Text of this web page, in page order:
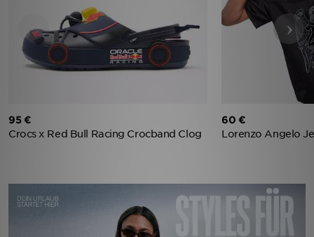
Crocs x Red Bull Racing Crocband Clog
95 €
Lorenzo Angelo
60 €
‹ ›